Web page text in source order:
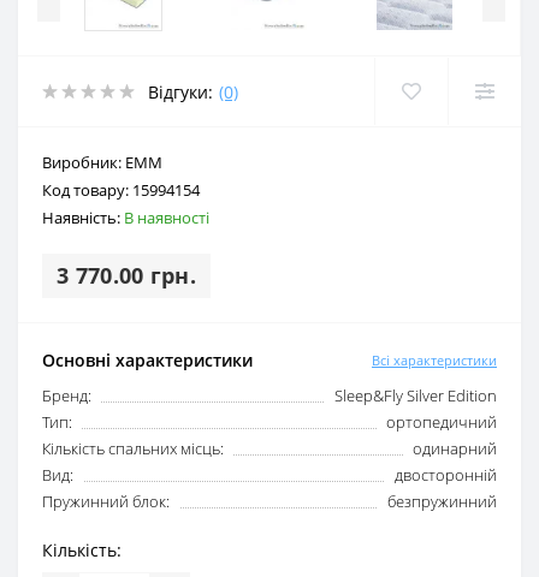
Відгуки: (0)
Виробник: EMM
Код товару: 15994154
Наявність: В наявності
3 770.00 грн.
Основні характеристики Всі характеристики
Бренд:
Sleep&Fly Silver Edition
Тип:
ортопедичний
Кількість спальних місць:
одинарний
Вид:
двосторонній
Пружинний блок:
безпружинний
Кількість: